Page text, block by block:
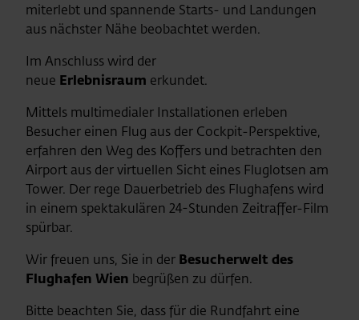
miterlebt und spannende Starts- und Landungen
aus nächster Nähe beobachtet werden.
Im Anschluss wird der
neue Erlebnisraum erkundet.
Mittels multimedialer Installationen erleben
Besucher einen Flug aus der Cockpit-Perspektive,
erfahren den Weg des Koffers und betrachten den
Airport aus der virtuellen Sicht eines Fluglotsen am
Tower. Der rege Dauerbetrieb des Flughafens wird
in einem spektakulären 24-Stunden Zeitraffer-Film
spürbar.
Wir freuen uns, Sie in der Besucherwelt des
Flughafen Wien begrüßen zu dürfen.
Bitte beachten Sie, dass für die Rundfahrt eine